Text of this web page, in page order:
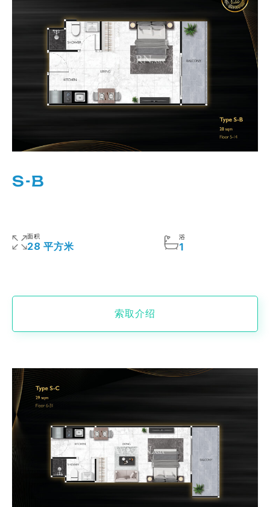
S-B
面积
28 平方米
浴
1
索取介绍